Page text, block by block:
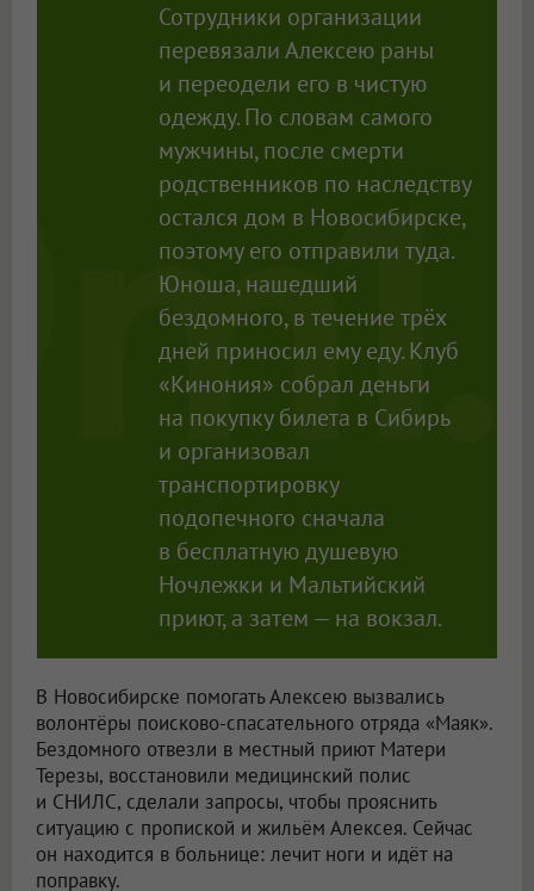
Сотрудники организации
перевязали Алексею раны
и переодели его в чистую
одежду. По словам самого
мужчины, после смерти
родственников по наследству
остался дом в Новосибирске,
поэтому его отправили туда.
Юноша, нашедший
бездомного, в течение трёх
дней приносил ему еду. Клуб
«Кинония» собрал деньги
на покупку билета в Сибирь
и организовал
транспортировку
подопечного сначала
в бесплатную душевую
Ночлежки и Мальтийский
приют, а затем — на вокзал.
В Новосибирске помогать Алексею вызвались
волонтёры поисково-спасательного отряда «Маяк».
Бездомного отвезли в местный приют Матери
Терезы, восстановили медицинский полис
и СНИЛС, сделали запросы, чтобы прояснить
ситуацию с пропиской и жильём Алексея. Сейчас
он находится в больнице: лечит ноги и идёт на
поправку.